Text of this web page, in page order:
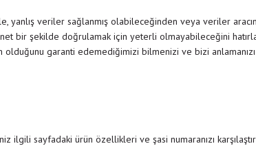
veriler sağlanmış olabileceğinden veya veriler
net bir şekilde doğrulamak için yeterli olmayabileceğini
olduğunu garanti edemediğimizi bilmenizi ve bizi
ilgili sayfadaki ürün özellikleri ve şasi numaranızı